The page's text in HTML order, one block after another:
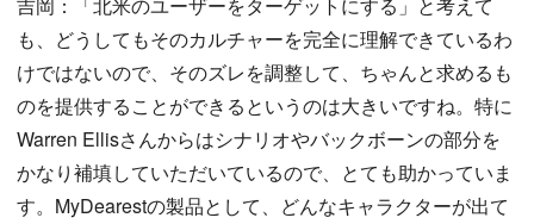
吉岡：「北米のユーザーをターゲットにする」と考えて
も、どうしてもそのカルチャーを完全に理解できているわ
けではないので、そのズレを調整して、ちゃんと求めるも
のを提供することができるというのは大きいですね。特に
Warren Ellisさんからはシナリオやバックボーンの部分を
かなり補填していただいているので、とても助かっていま
す。MyDearestの製品として、どんなキャラクターが出て